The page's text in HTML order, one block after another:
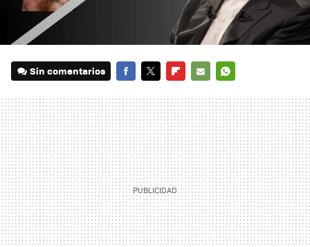
Sin comentarios
MAIL